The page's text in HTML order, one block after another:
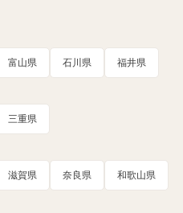
富山県 石川県 福井県
三重県
滋賀県 奈良県 和歌山県